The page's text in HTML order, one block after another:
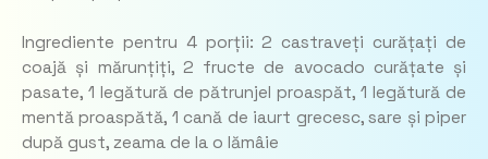
Ingrediente pentru 4 porții: 2 castraveți curățați de
coajă și mărunțiți, 2 fructe de avocado curățate și
pasate, 1 legătură de pătrunjel proaspăt, 1 legătură de
mentă proaspătă, 1 cană de iaurt grecesc, sare și piper
după gust, zeama de la o lămâie